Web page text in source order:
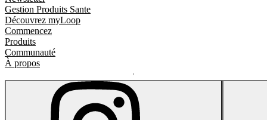
Gestion Produits Sante
Découvrez myLoop
Commencez
Produits
Communauté
À propos